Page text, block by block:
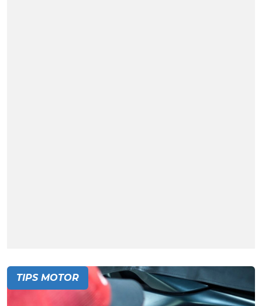
TIPS MOTOR